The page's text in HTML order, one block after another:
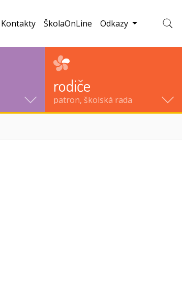
rodiče
patron, školská rada
Kontakty ŠkolaOnLine Odkazy